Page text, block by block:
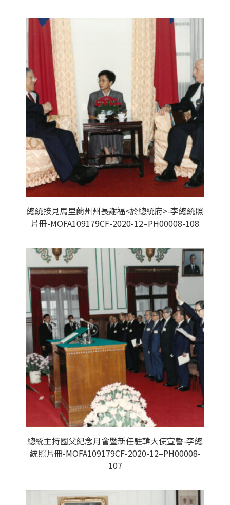
總統接見馬里蘭州州長謝福<於總統府>-李總統照
片冊-MOFA109179CF-2020-12–PH00008-108
總統主持國父紀念月會暨新任駐韓大使宣誓-李總
統照片冊-MOFA109179CF-2020-12–PH00008-
107